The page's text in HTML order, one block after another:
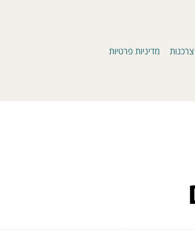
צרכנות מדיניות פרטיות